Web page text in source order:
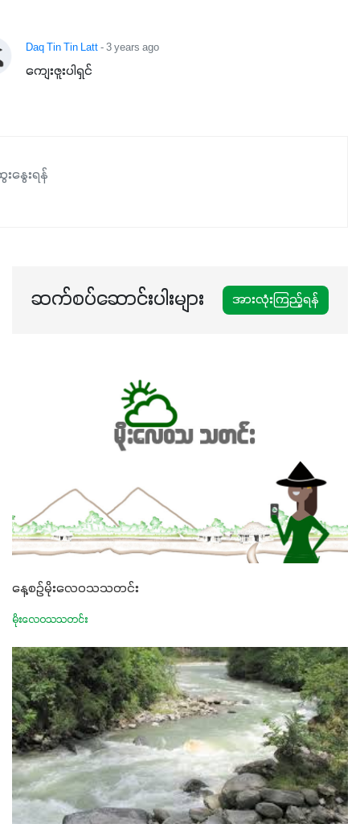
Daq Tin Tin Latt- 3 years ago
ကျေးဇူးပါရှင်
နွေးရန်
ဆက်စပ်ဆောင်းပါးများ အားလုံးကြည့်ရန်
နေ့စဉ်မိုးလေဝသသတင်း
မိုးလေဝသသတင်း